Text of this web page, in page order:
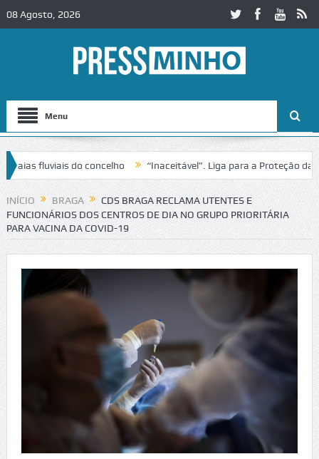
08 Agosto, 2026
Menu
fluviais do concelho “Inaceitável”. Liga para a Proteção da
INÍCIO BRAGA
CDS BRAGA RECLAMA UTENTES E
FUNCIONÁRIOS DOS CENTROS DE DIA NO GRUPO PRIORITÁRIA
PARA VACINA DA COVID-19